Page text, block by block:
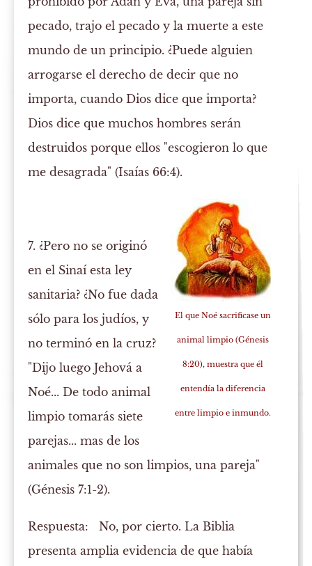
pecado, trajo el pecado y la muerte a este
mundo de un principio. ¿Puede alguien
arrogarse el derecho de decir que no
importa, cuando Dios dice que importa?
Dios dice que muchos hombres serán
destruidos porque ellos "escogieron lo que
me desagrada" (Isaías 66:4).
El que Noé sacrificase un
animal limpio (Génesis
8:20), muestra que él
entendía la diferencia
entre limpio e inmundo.
7. ¿Pero no se originó
en el Sinaí esta ley
sanitaria? ¿No fue dada
sólo para los judíos, y
no terminó en la cruz?
"Dijo luego Jehová a
Noé... De todo animal
limpio tomarás siete
parejas... mas de los
animales que no son limpios, una pareja"
(Génesis 7:1-2).
Respuesta: No, por cierto. La Biblia
presenta amplia evidencia de que había